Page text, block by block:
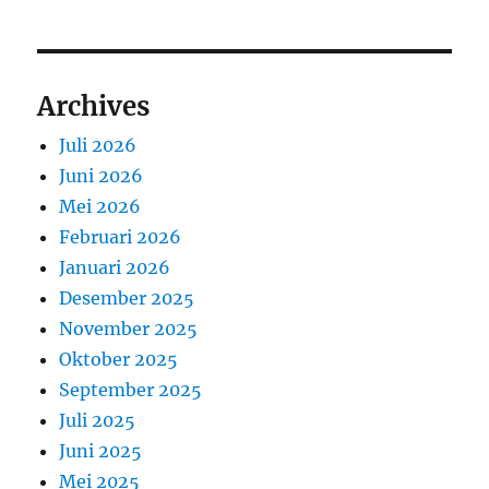
Archives
Juli 2026
Juni 2026
Mei 2026
Februari 2026
Januari 2026
Desember 2025
November 2025
Oktober 2025
September 2025
Juli 2025
Juni 2025
Mei 2025